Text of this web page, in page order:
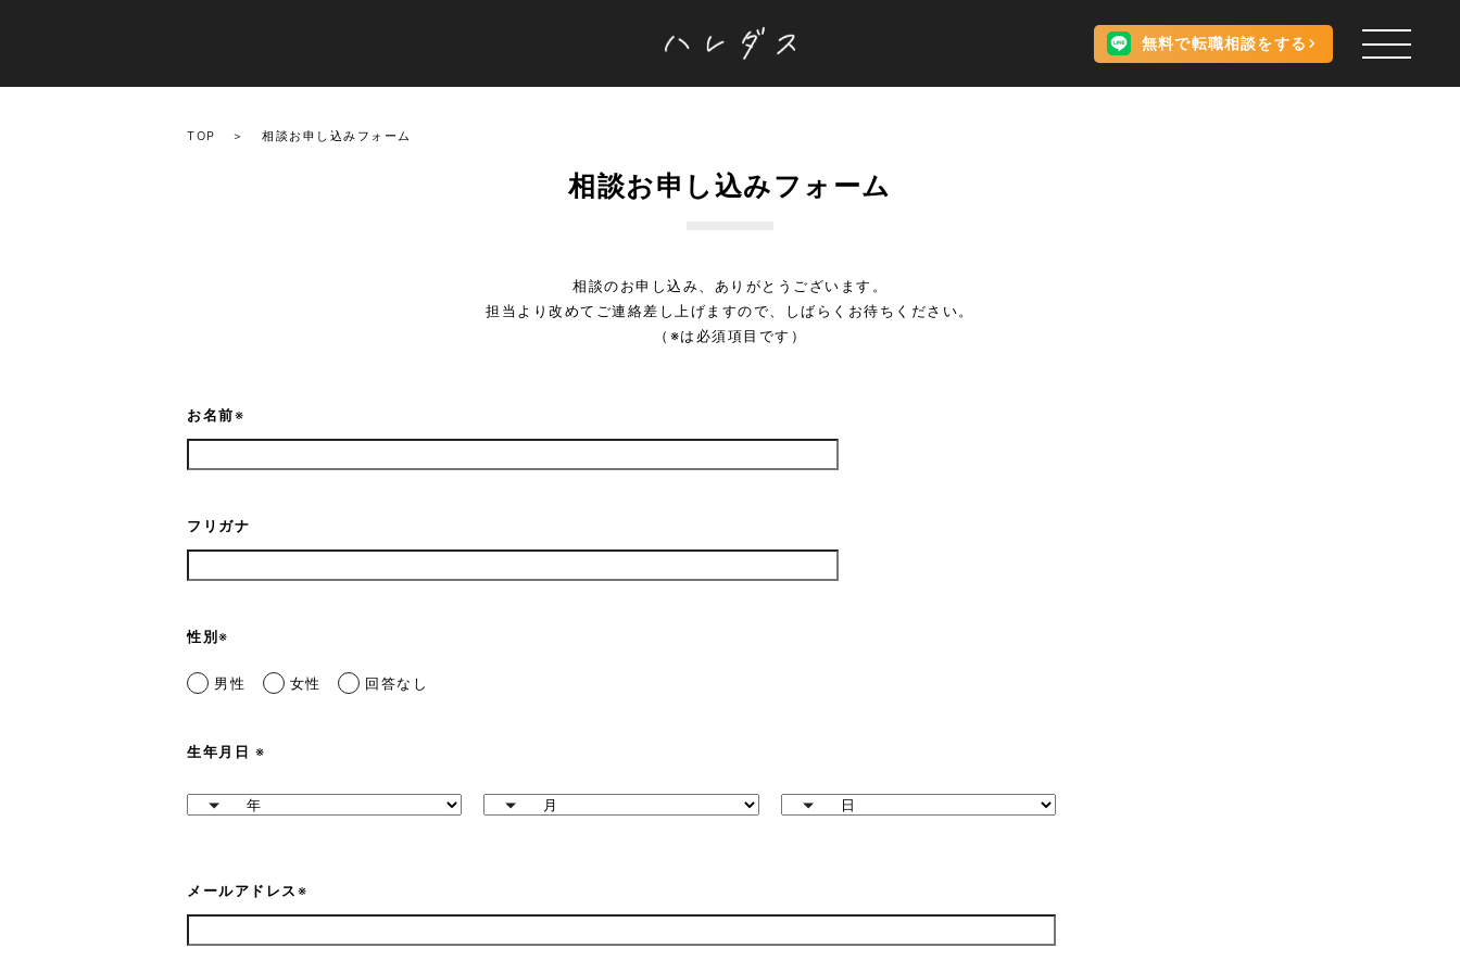
無料で転職相談をする
TOP 相談お申し込みフォーム
相談お申し込みフォーム
相談のお申し込み、ありがとうございます。
担当より改めてご連絡差し上げますので、しばらくお待ちください。
（※は必須項目です）
お名前※
フリガナ
性別 ※
男性 女性 回答なし
生年月日 ※
メールアドレス※